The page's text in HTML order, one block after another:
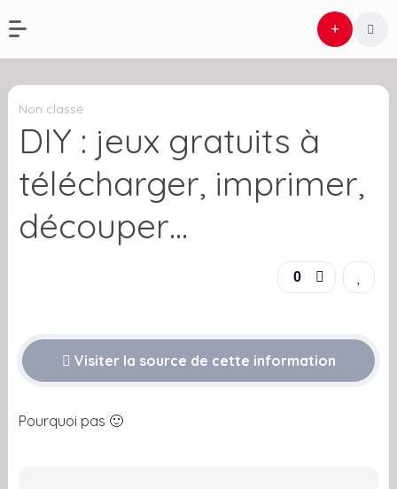
Non classé
DIY : jeux gratuits à
télécharger, imprimer,
découper…
0
Visiter la source de cette information
Pourquoi pas 🙂